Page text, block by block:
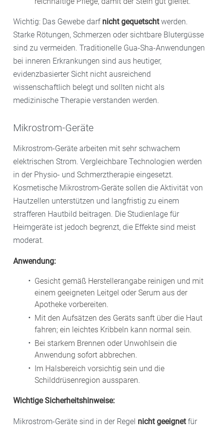
Wichtig: Das Gewebe darf nicht gequetschtwerden.
Starke Rötungen, Schmerzen oder sichtbare Blutergüsse
sind zu vermeiden. Traditionelle Gua-Sha-Anwendungen
bei inneren Erkrankungen sind aus heutiger,
evidenzbasierter Sicht nicht ausreichend
wissenschaftlich belegt und sollten nicht als
medizinische Therapie verstanden werden.
Mikrostrom-Geräte
Mikrostrom-Geräte arbeiten mit sehr schwachem
elektrischen Strom. Vergleichbare Technologien werden
in der Physio- und Schmerztherapie eingesetzt.
Kosmetische Mikrostrom-Geräte sollen die Aktivität von
Hautzellen unterstützen und langfristig zu einem
strafferen Hautbild beitragen. Die Studienlage für
Heimgeräte ist jedoch begrenzt, die Effekte sind meist
moderat.
Anwendung:
Gesicht gemäß Herstellerangabe reinigen und mit
einem geeigneten Leitgel oder Serum aus der
Apotheke vorbereiten.
Mit den Aufsätzen des Geräts sanft über die Haut
fahren; ein leichtes Kribbeln kann normal sein.
Bei starkem Brennen oder Unwohlsein die
Anwendung sofort abbrechen.
Im Halsbereich vorsichtig sein und die
Schilddrüsenregion aussparen.
Wichtige Sicherheitshinweise:
Mikrostrom-Geräte sind in der Regel nicht geeignetfür